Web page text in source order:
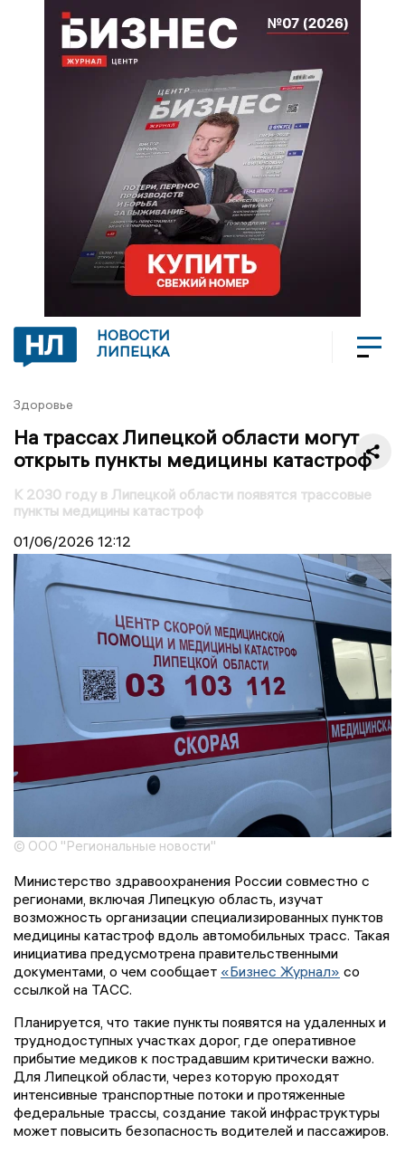
НОВОСТИ
ЛИПЕЦКА
Здоровье
На трассах Липецкой области могут
открыть пункты медицины катастроф
К 2030 году в Липецкой области появятся трассовые
пункты медицины катастроф
01/06/2026 12:12
© ООО "Региональные новости"
Министерство здравоохранения России совместно с
регионами, включая Липецкую область, изучат
возможность организации специализированных пунктов
медицины катастроф вдоль автомобильных трасс. Такая
инициатива предусмотрена правительственными
документами, о чем сообщает «Бизнес Журнал» со
ссылкой на ТАСС.
Планируется, что такие пункты появятся на удаленных и
труднодоступных участках дорог, где оперативное
прибытие медиков к пострадавшим критически важно.
Для Липецкой области, через которую проходят
интенсивные транспортные потоки и протяженные
федеральные трассы, создание такой инфраструктуры
может повысить безопасность водителей и пассажиров.